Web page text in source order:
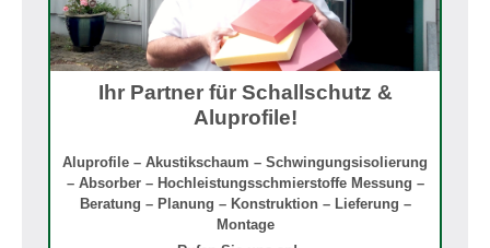
Ihr Partner für Schallschutz &
Aluprofile!
Aluprofile – Akustikschaum – Schwingungsisolierung
– Absorber – Hochleistungsschmierstoffe Messung –
Beratung – Planung – Konstruktion – Lieferung –
Montage